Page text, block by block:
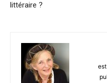
littéraire ?